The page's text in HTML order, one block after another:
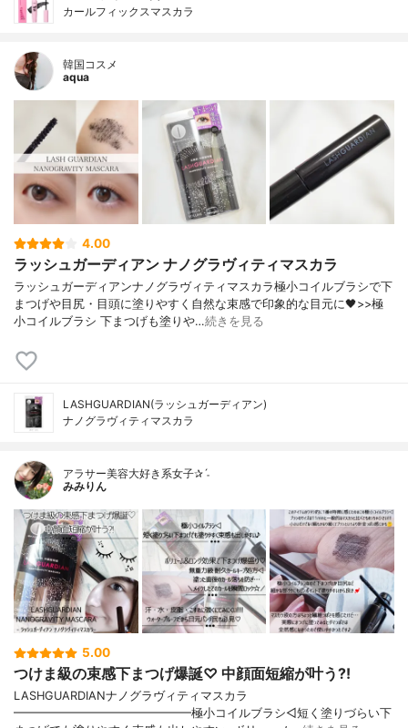
カールフィックスマスカラ
韓国コスメ
aqua
4.00
ラッシュガーディアン ナノグラヴィティマスカラ
ラッシュガーディアンナノグラヴィティマスカラ極小コイルブラシで下
まつげや目尻・目頭に塗りやすく自然な束感で印象的な目元に🖤>>極
小コイルブラシ 下まつげも塗りや…続きを見る
LASHGUARDIAN(ラッシュガーディアン)
ナノグラヴィティマスカラ
アラサー美容大好き系女子✰ˊ˗
みみりん
5.00
つけま級の束感下まつげ爆誕♡ 中顔面短縮が叶う?!
LASHGUARDIANナノグラヴィティマスカラ
━━━━━━━━━━━━━━━極小コイルブラシ◁短く塗りづらい下